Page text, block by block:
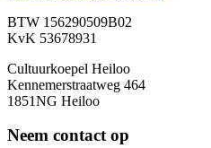
BTW 156290509B02
KvK 53678931
Cultuurkoepel Heiloo
Kennemerstraatweg 464
1851NG Heiloo
Neem contact op